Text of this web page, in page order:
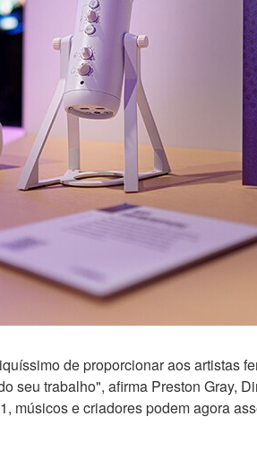
de proporcionar aos artistas
seu trabalho", afirma Preston Gray,
músicos e criadores podem agora